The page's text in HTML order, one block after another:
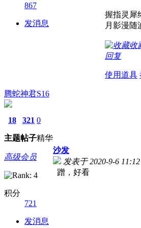
867
发消息
握指灵犀
月影漫随
收
回复
使用道具
腾蛇神君S16
18
主题
321
帖子
0
精华
高级会员
积分
721
发消息
沙发
发表于 2020-9-6 11:12
蹭，好看